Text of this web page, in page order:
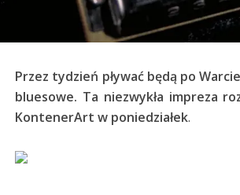
Przez tydzień pływać będą po
bluesowe. Ta niezwykła impreza
KontenerArt w poniedziałek.